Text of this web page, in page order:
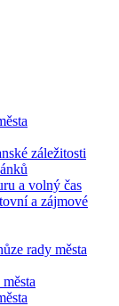
záležitosti
a volný čas
a zájmové
rady města